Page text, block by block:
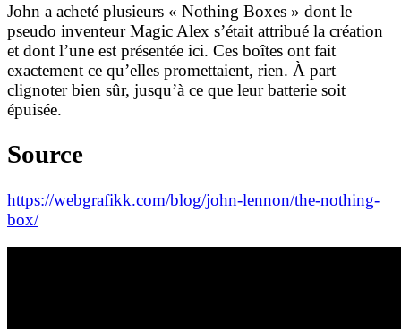
John a acheté plusieurs « Nothing Boxes » dont le
pseudo inventeur Magic Alex s’était attribué la création
et dont l’une est présentée ici. Ces boîtes ont fait
exactement ce qu’elles promettaient, rien. À part
clignoter bien sûr, jusqu’à ce que leur batterie soit
épuisée.
Source
https://webgrafikk.com/blog/john-lennon/the-nothing-
box/